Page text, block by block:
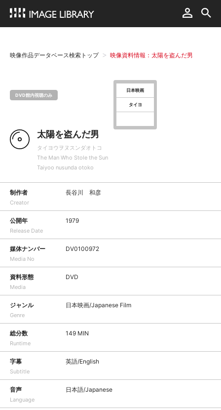
映像作品データベース検索トップ 映像資料情報：太陽を盗んだ男
DVD館内視聴のみ
日本映画
タイヨ
太陽を盗んだ男
タイヨウヲヌスンダオトコ
The Man Who Stole the Sun
Taiyoo nusunda otoko
制作者
Creator
長谷川 和彦
公開年
Release Date
1979
媒体ナンバー
Media No
DV0100972
資料形態
Media
DVD
ジャンル
Genre
日本映画/Japanese Film
総分数
Runtime
149 MIN
字幕
Subtitle
英語/English
音声
Language
日本語/Japanese